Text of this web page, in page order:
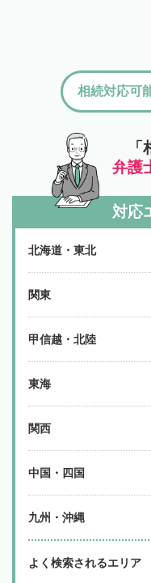
弁護
相続対応可
対応
北海道・東北
関東
甲信越・北陸
東海
関西
中国・四国
九州・沖縄
よく検索されるエリア